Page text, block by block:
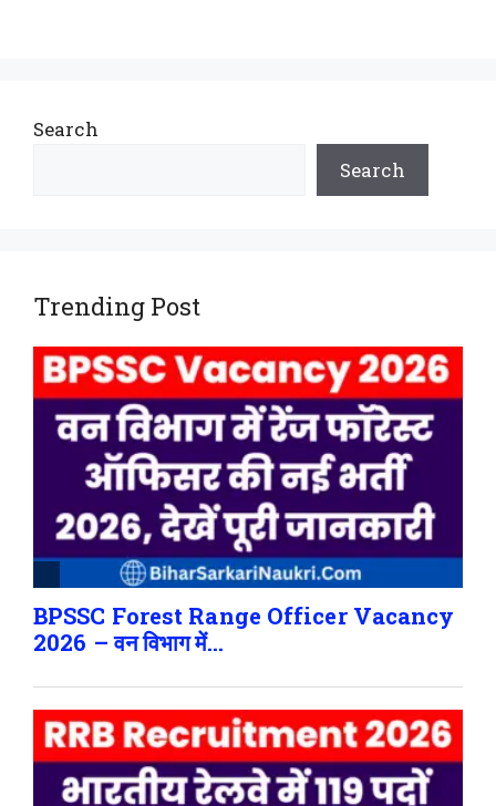
Search
Search
Trending Post